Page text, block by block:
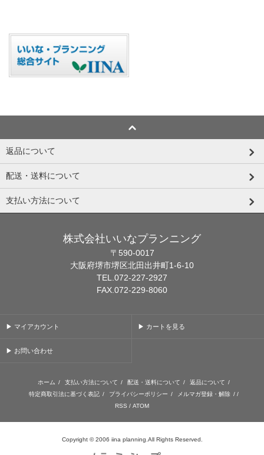
返品について
配送・送料について
支払い方法について
株式会社いいなプランニング
〒590-0017
大阪府堺市堺区北田出井町1-6-10
TEL.072-227-2927
FAX.072-229-8060
▶ マイアカウント ▶ カートを見る
▶ お問い合わせ
ホーム / 支払い方法について / 配送・送料について / 返品について /
特定商取引法に基づく表記 / プライバシーポリシー / メルマガ登録・解除 / /
RSS / ATOM
Copyright © 2006 iina planning.All Rights Reserved.